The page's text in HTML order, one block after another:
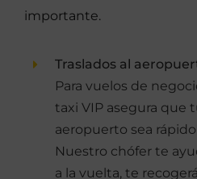
importante.
Traslados al
Para vuelos de
taxi VIP asegura que
aeropuerto sea
Nuestro chófer te
a la vuelta, te